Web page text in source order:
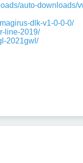
auto-downloads/
dlk-v1-0-0-0/
line-2019/
2021gwl/